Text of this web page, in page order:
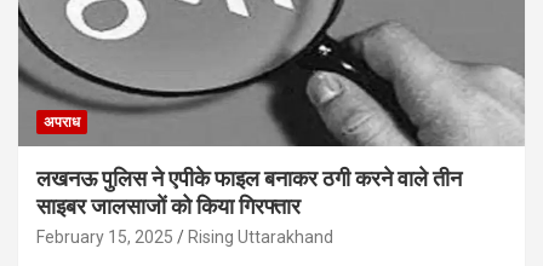
अपराध
लखनऊ पुलिस ने एपीके फाइल बनाकर ठगी करने वाले तीन
साइबर जालसाजों को किया गिरफ्तार
February 15, 2025 Rising Uttarakhand